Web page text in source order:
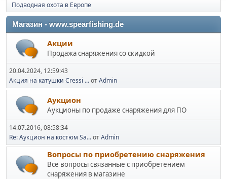
Подводная охота в Европе
Магазин - www.spearfishing.de
Акции
Продажа снаряжения со скидкой
20.04.2024, 12:59:43
Акция на катушки Cressi ...отAdmin
Аукцион
Аукционы по продаже снаряжения для ПО
14.07.2016, 08:58:34
Re: Аукцион на костюм Sa...отAdmin
Вопросы по приобретению снаряжения
Все вопросы связанные с приобретением
снаряжения в магазине